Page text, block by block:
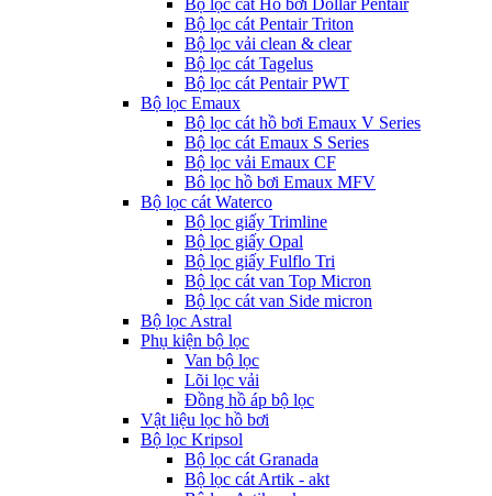
Bộ lọc cát Hồ bơi Dollar Pentair
Bộ lọc cát Pentair Triton
Bộ lọc vải clean & clear
Bộ lọc cát Tagelus
Bộ lọc cát Pentair PWT
Bộ lọc Emaux
Bộ lọc cát hồ bơi Emaux V Series
Bộ lọc cát Emaux S Series
Bộ lọc vải Emaux CF
Bô lọc hồ bơi Emaux MFV
Bộ lọc cát Waterco
Bộ lọc giấy Trimline
Bộ lọc giấy Opal
Bộ lọc giấy Fulflo Tri
Bộ lọc cát van Top Micron
Bộ lọc cát van Side micron
Bộ lọc Astral
Phụ kiện bộ lọc
Van bộ lọc
Lõi lọc vải
Đồng hồ áp bộ lọc
Vật liệu lọc hồ bơi
Bộ lọc Kripsol
Bộ lọc cát Granada
Bộ lọc cát Artik - akt